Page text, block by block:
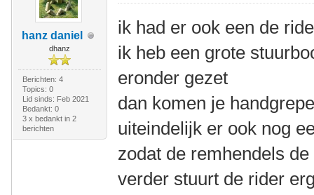
hanz daniel
dhanz
Berichten: 4
Topics: 0
Lid sinds: Feb 2021
Bedankt: 0
3 x bedankt in 2
berichten
ik had er ook een de
ik heb een grote
eronder gezet
dan komen je
uiteindelijk er ook nog
zodat de remhendels
verder stuurt de rider